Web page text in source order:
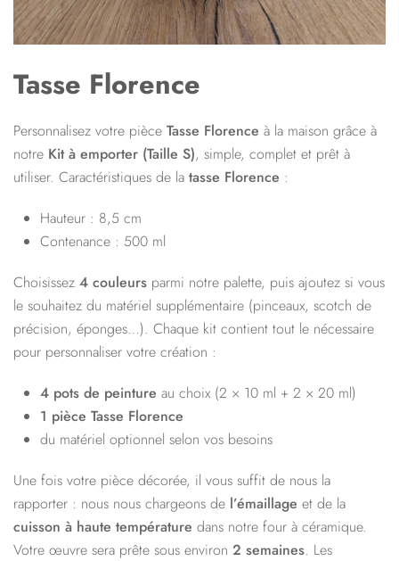
Tasse Florence
Personnalisez votre pièce Tasse Florence à la maison grâce à
notre Kit à emporter (Taille S), simple, complet et prêt à
utiliser. Caractéristiques de la tasse Florence :
Hauteur : 8,5 cm
Contenance : 500 ml
Choisissez 4 couleurs parmi notre palette, puis ajoutez si vous
le souhaitez du matériel supplémentaire (pinceaux, scotch de
précision, éponges…). Chaque kit contient tout le nécessaire
pour personnaliser votre création :
4 pots de peinture au choix (2 × 10 ml + 2 × 20 ml)
1 pièce Tasse Florence
du matériel optionnel selon vos besoins
Une fois votre pièce décorée, il vous suffit de nous la
rapporter : nous nous chargeons de l’émaillage et de la
cuisson à haute température dans notre four à céramique.
Votre œuvre sera prête sous environ 2 semaines. Les